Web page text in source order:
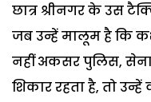
छात्र श्रीनगर के उस
जब उन्हें मालूम है कि
नहीं अकसर पुलिस,
शिकार रहता है, तो